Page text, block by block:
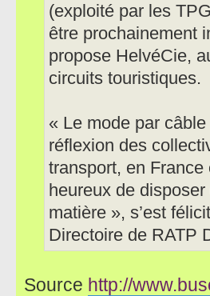
(exploité par les
être prochainement
propose HelvéCie,
circuits touristiques.
« Le mode par
réflexion des
transport, en France
heureux de
matière », s’est
Directoire de RATP
Source http://